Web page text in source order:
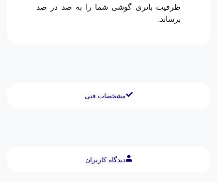
مشخصات فنی
دیدگاه کاربران
ظرفیت باتری گوشی شما را به صد در صد
برساند.